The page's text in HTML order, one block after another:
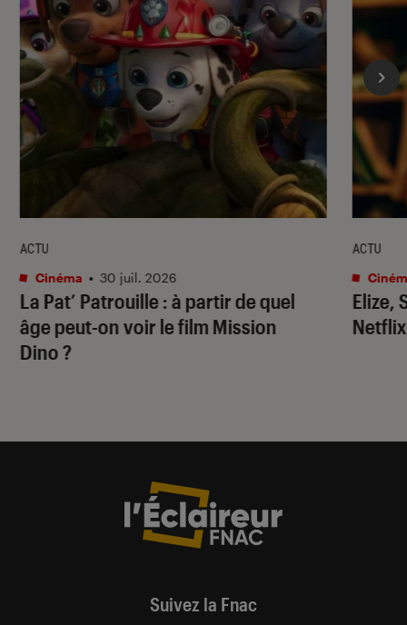
La Pat’ Patrouille: à partir de quel
âge peut-on voir le film Mission
Dino?
ACTU
Cinéma • 30 juil. 2026
Elize,
ACTU
Suivez la Fnac